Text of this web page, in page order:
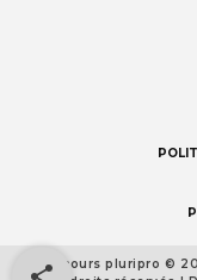
Footer
Concours pluripro ©